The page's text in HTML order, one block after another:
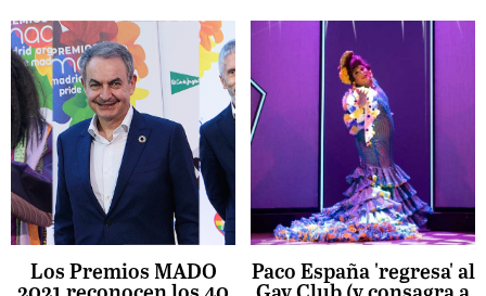
Los Premios MADO
Paco España 'regresa' al